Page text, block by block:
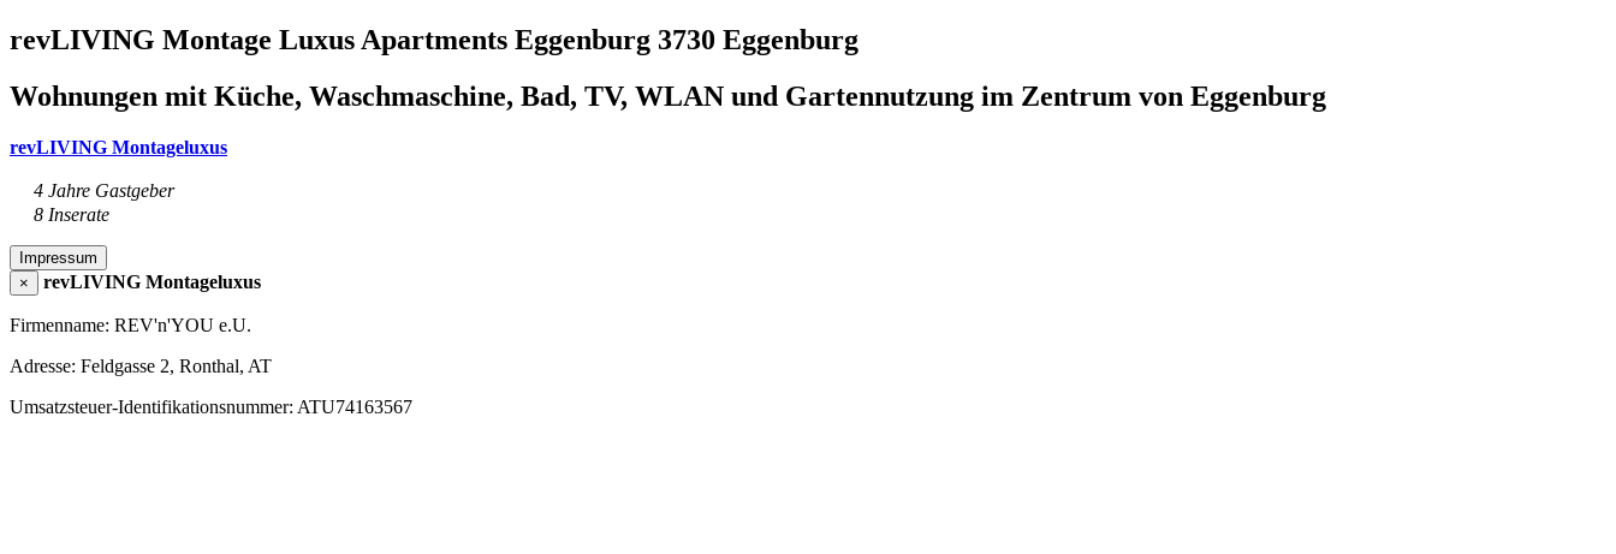
revLIVING Montage Luxus Apartments Eggenburg 3730 Eggenburg
Wohnungen mit Küche, Waschmaschine, Bad, TV, WLAN und Gartennutzung im Zentrum von Eggenburg
revLIVING Montageluxus
4 Jahre Gastgeber
8 Inserate
Impressum
×
revLIVING Montageluxus
Firmenname: REV'n'YOU e.U.
Adresse: Feldgasse 2, Ronthal, AT
Umsatzsteuer-Identifikationsnummer: ATU74163567